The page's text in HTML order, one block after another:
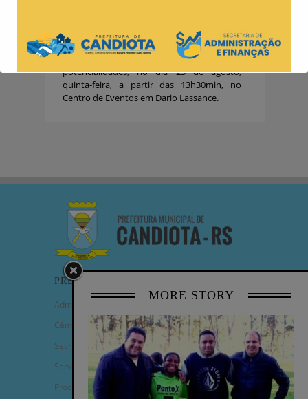
conversa com as famílias, com o objetivo de
falarem sobre as dificuldades enfrentadas
no dia a dia com seus filhos e suas
potencialidades, no dia 23 de agosto,
quinta-feira, a partir das 13h30min, no
Centro de Eventos em Dario Lassance.
MORE STORY
PREFEITURA
Administração Municipal
Câmara de Vereadores
Secretarias
Serviços
Procuradoria Geral